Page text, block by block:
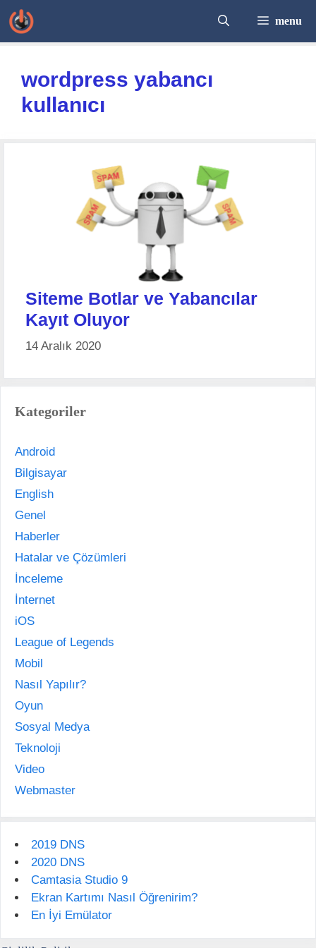
İçeriğe
atla
menu
wordpress yabancı
kullanıcı
Siteme Botlar ve Yabancılar
Kayıt Oluyor
14 Aralık 2020
Kategoriler
Android
Bilgisayar
English
Genel
Haberler
Hatalar ve Çözümleri
İnceleme
İnternet
iOS
League of Legends
Mobil
Nasıl Yapılır?
Oyun
Sosyal Medya
Teknoloji
Video
Webmaster
2019 DNS
2020 DNS
Camtasia Studio 9
Ekran Kartımı Nasıl Öğrenirim?
En İyi Emülator